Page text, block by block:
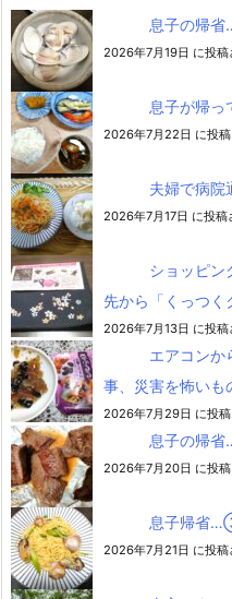
息子の帰
2026年7月19日 に投稿
息子が帰っ
2026年7月22日 に投稿
夫婦で病院
2026年7月17日 に投稿
ショッピン
先から「くっつく
2026年7月13日 に投稿
エアコンか
事、災害を怖いも
2026年7月29日 に投稿
息子の帰
2026年7月20日 に投稿
息子帰省
2026年7月21日 に投稿